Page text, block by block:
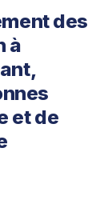
des
à
et de